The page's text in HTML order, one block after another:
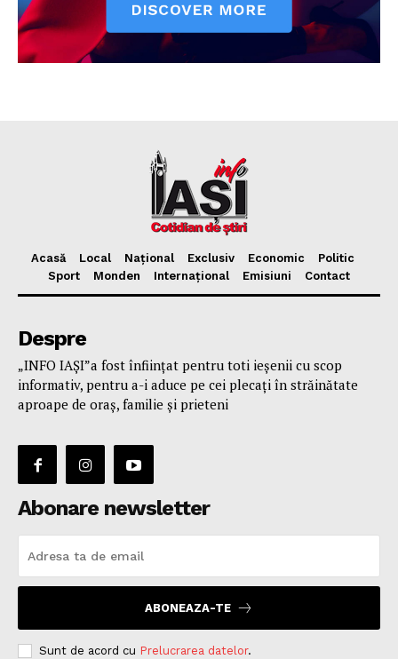
Acasă Local Național Exclusiv Economic
Politic
Sport
Monden Internațional Emisiuni Contact
Despre
„INFO IAȘI”a fost înfiinţat pentru toti ieşenii cu scop
informativ, pentru a-i aduce pe cei plecaţi în străinătate
aproape de oraş, familie și prieteni
Abonare newsletter
ABONEAZA-TE
Sunt de acord cu Prelucrarea datelor.